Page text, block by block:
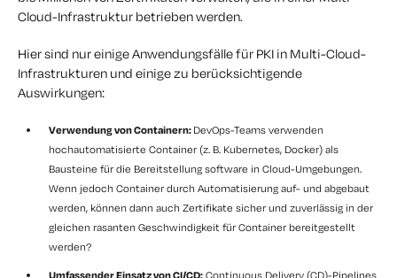
Cloud-Infrastruktur betrieben werden.
Hier sind nur einige Anwendungsfälle für PKI in Multi-Cloud-
Infrastrukturen und einige zu berücksichtigende
Auswirkungen:
Verwendung von Containern: DevOps-Teams verwenden
hochautomatisierte Container (z. B. Kubernetes, Docker) als
Bausteine für die Bereitstellung software in Cloud-Umgebungen.
Wenn jedoch Container durch Automatisierung auf- und abgebaut
werden, können dann auch Zertifikate sicher und zuverlässig in der
gleichen rasanten Geschwindigkeit für Container bereitgestellt
werden?
Umfassender Einsatz von CI/CD: Continuous Delivery (CD)-Pipelines